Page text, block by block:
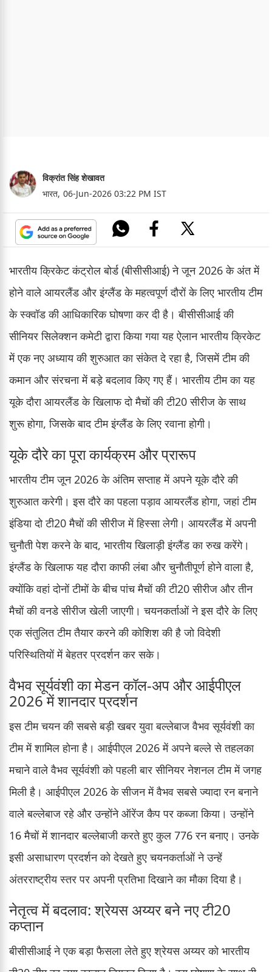
विक्रांत सिंह शेखावत
भारत, 06-Jun-2026 03:22 PM IST
भारतीय क्रिकेट कंट्रोल बोर्ड (बीसीसीआई) ने जून 2026 के अंत में
होने वाले आयरलैंड और इंग्लैंड के महत्वपूर्ण दौरों के लिए भारतीय टीम
के स्क्वॉड की आधिकारिक घोषणा कर दी है। बीसीसीआई की
सीनियर सिलेक्शन कमेटी द्वारा किया गया यह ऐलान भारतीय क्रिकेट
में एक नए अध्याय की शुरुआत का संकेत दे रहा है, जिसमें टीम की
कमान और संरचना में बड़े बदलाव किए गए हैं। भारतीय टीम का यह
यूके दौरा आयरलैंड के खिलाफ दो मैचों की टी20 सीरीज के साथ
शुरू होगा, जिसके बाद टीम इंग्लैंड के लिए रवाना होगी।
यूके दौरे का पूरा कार्यक्रम और प्रारूप
भारतीय टीम जून 2026 के अंतिम सप्ताह में अपने यूके दौरे की
शुरुआत करेगी। इस दौरे का पहला पड़ाव आयरलैंड होगा, जहां टीम
इंडिया दो टी20 मैचों की सीरीज में हिस्सा लेगी। आयरलैंड में अपनी
चुनौती पेश करने के बाद, भारतीय खिलाड़ी इंग्लैंड का रुख करेंगे।
इंग्लैंड के खिलाफ यह दौरा काफी लंबा और चुनौतीपूर्ण होने वाला है,
क्योंकि वहां दोनों टीमों के बीच पांच मैचों की टी20 सीरीज और तीन
मैचों की वनडे सीरीज खेली जाएगी। चयनकर्ताओं ने इस दौरे के लिए
एक संतुलित टीम तैयार करने की कोशिश की है जो विदेशी
परिस्थितियों में बेहतर प्रदर्शन कर सके।
वैभव सूर्यवंशी का मेडन कॉल-अप और आईपीएल
2026 में शानदार प्रदर्शन
इस टीम चयन की सबसे बड़ी खबर युवा बल्लेबाज वैभव सूर्यवंशी का
टीम में शामिल होना है। आईपीएल 2026 में अपने बल्ले से तहलका
मचाने वाले वैभव सूर्यवंशी को पहली बार सीनियर नेशनल टीम में जगह
मिली है। आईपीएल 2026 के सीजन में वैभव सबसे ज्यादा रन बनाने
वाले बल्लेबाज रहे और उन्होंने ऑरेंज कैप पर कब्जा किया। उन्होंने
16 मैचों में शानदार बल्लेबाजी करते हुए कुल 776 रन बनाए। उनके
इसी असाधारण प्रदर्शन को देखते हुए चयनकर्ताओं ने उन्हें
अंतरराष्ट्रीय स्तर पर अपनी प्रतिभा दिखाने का मौका दिया है।
नेतृत्व में बदलाव: श्रेयस अय्यर बने नए टी20
कप्तान
बीसीसीआई ने एक बड़ा फैसला लेते हुए श्रेयस अय्यर को भारतीय